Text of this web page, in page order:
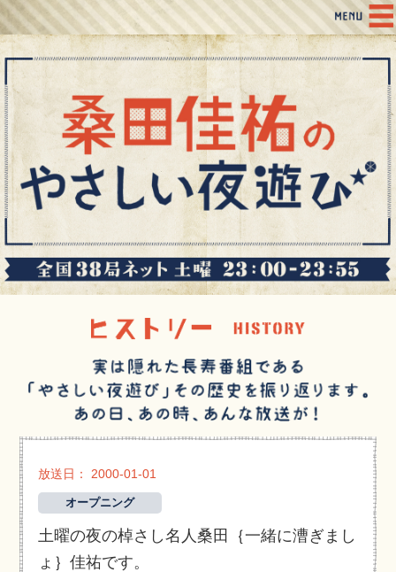
放送日： 2000-01-01
オープニング
土曜の夜の棹さし名人桑田｛一緒に漕ぎまし
ょ｝佳祐です。